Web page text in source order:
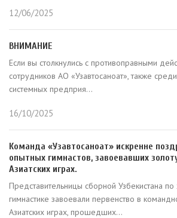
12/06/2025
ВНИМАНИЕ
Если вы столкнулись с противоправными
сотрудников АО «Узавтосаноат», также
системных предприя...
16/10/2025
Команда «Узавтосаноат» искренне
опытных гимнастов, завоевавших
Азиатских играх.
Представительницы сборной Узбекистана
гимнастике завоевали первенство в
Азиатских играх, прошедших...